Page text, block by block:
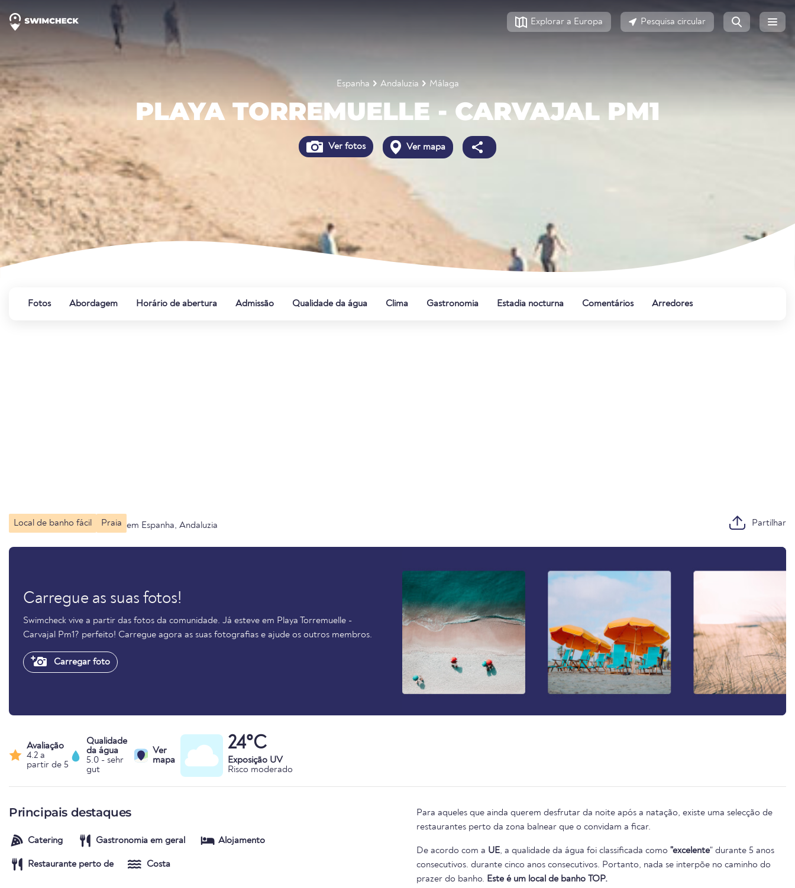
Explorar a Europa Pesquisa circular
Espanha Andaluzia Málaga
PLAYA TORREMUELLE - CARVAJAL PM1
Ver fotos Ver mapa
Fotos Abordagem Horário de abertura Admissão Qualidade da água Clima Gastronomia Estadia nocturna Comentários Arredores
Local de banho fácil Praia em Espanha, Andaluzia Partilhar
Carregue as suas fotos!
Swimcheck vive a partir das fotos da comunidade. Já esteve em Playa Torremuelle -
Carvajal Pm1? perfeito! Carregue agora as suas fotografias e ajude os outros membros.
Carregar foto
Avaliação
4.2 a
partir de 5
Qualidade
da água
5.0 - sehr
gut
Ver
mapa
24°C
Exposição UV
Risco moderado
Principais destaques
Catering Gastronomia em geral Alojamento
Restaurante perto de Costa
Para aqueles que ainda querem desfrutar da noite após a natação, existe uma selecção de
restaurantes perto da zona balnear que o convidam a ficar.
De acordo com a UE, a qualidade da água foi classificada como "excelente" durante 5 anos
consecutivos. durante cinco anos consecutivos. Portanto, nada se interpõe no caminho do
prazer do banho. Este é um local de banho TOP.